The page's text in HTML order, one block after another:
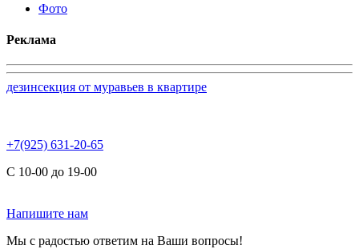
Фото
Реклама
дезинсекция от муравьев в квартире
+7(925) 631-20-65
С 10-00 до 19-00
Напишите нам
Мы с радостью ответим на Ваши вопросы!